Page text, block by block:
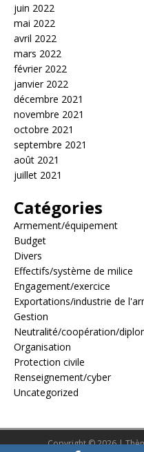
juin 2022
mai 2022
avril 2022
mars 2022
février 2022
janvier 2022
décembre 2021
novembre 2021
octobre 2021
septembre 2021
août 2021
juillet 2021
Catégories
Armement/équipement
Budget
Divers
Effectifs/système de milice
Engagement/exercice
Exportations/industrie de
Gestion
Neutralité/coopération/
Organisation
Protection civile
Renseignement/cyber
Uncategorized
Copyright © 2026 |